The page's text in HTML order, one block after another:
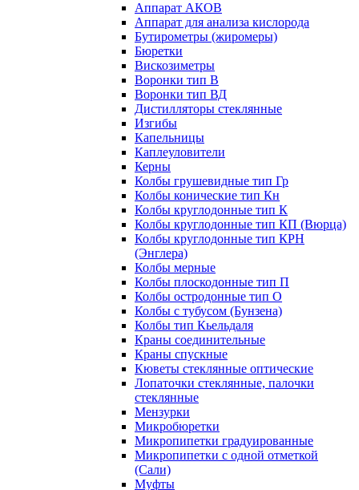
Аппарат АКОВ
Аппарат для анализа кислорода
Бутирометры (жиромеры)
Бюретки
Вискозиметры
Воронки тип В
Воронки тип ВД
Дистилляторы стеклянные
Изгибы
Капельницы
Каплеуловители
Керны
Колбы грушевидные тип Гр
Колбы конические тип Кн
Колбы круглодонные тип К
Колбы круглодонные тип КП (Вюрца)
Колбы круглодонные тип КРН
(Энглера)
Колбы мерные
Колбы плоскодонные тип П
Колбы остродонные тип О
Колбы с тубусом (Бунзена)
Колбы тип Кьельдаля
Краны соединительные
Краны спускные
Кюветы стеклянные оптические
Лопаточки стеклянные, палочки
стеклянные
Мензурки
Микробюретки
Микропипетки градуированные
Микропипетки с одной отметкой
(Сали)
Муфты